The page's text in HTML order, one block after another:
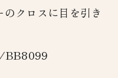
クロスに目を引き
/BB8099